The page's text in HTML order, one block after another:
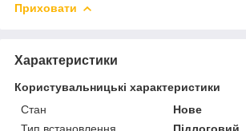
Приховати
Характеристики
Користувальницькі характеристики
Стан
Нове
Тип встановлення
Підлоговий